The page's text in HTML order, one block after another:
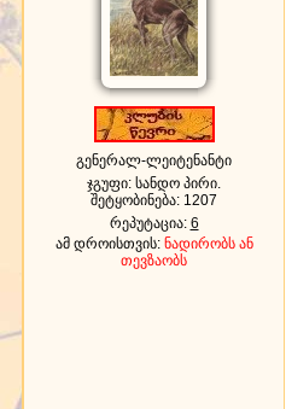
გენერალ-ლეიტენანტი
ჯგუფი: სანდო პირი.
შეტყობინება: 1207
რეპუტაცია: 6
ამ დროისთვის: ნადირობს ან
თევზაობს